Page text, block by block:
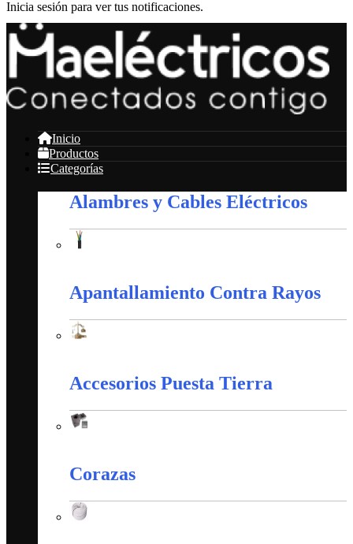
Inicia sesión para ver tus notificaciones.
Inicio
Productos
Categorías
Alambres y Cables Eléctricos
Apantallamiento Contra Rayos
Accesorios Puesta Tierra
Corazas